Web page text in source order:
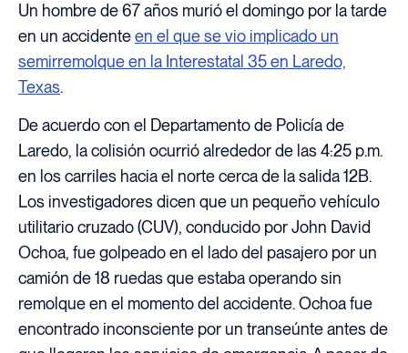
Un hombre de 67 años murió el domingo por la tarde
en un accidenteen el que se vio implicado un
semirremolque en la Interestatal 35 en Laredo,
Texas.
De acuerdo con el Departamento de Policía de
Laredo, la colisión ocurrió alrededor de las 4:25 p.m.
en los carriles hacia el norte cerca de la salida 12B.
Los investigadores dicen que un pequeño vehículo
utilitario cruzado (CUV), conducido por John David
Ochoa, fue golpeado en el lado del pasajero por un
camión de 18 ruedas que estaba operando sin
remolque en el momento del accidente. Ochoa fue
encontrado inconsciente por un transeúnte antes de